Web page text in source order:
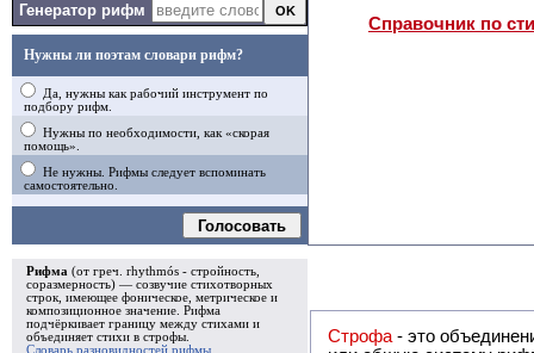
Генератор рифм
Нужны ли поэтам словари рифм?
Да, нужны как рабочий инструмент по
подбору рифм.
Нужны по необходимости, как «скорая
помощь».
Не нужны. Рифмы следует вспоминать
самостоятельно.
Голосовать
Рифма (от греч. rhythmós - стройность,
соразмерность) — созвучие стихотворных
строк, имеющее фоническое, метрическое и
композиционное значение. Рифма
подчёркивает границу между стихами и
объединяет стихи в строфы
Словарь разновидностей рифмы
Справочник по
Строфа - это объединение двух